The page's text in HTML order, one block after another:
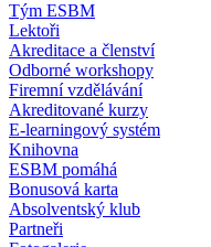
Tým ESBM
Lektoři
Akreditace a členství
Odborné workshopy
Firemní vzdělávání
Akreditované kurzy
E-learningový systém
Knihovna
ESBM pomáhá
Bonusová karta
Absolventský klub
Partneři